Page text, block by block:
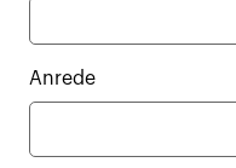
Anrede